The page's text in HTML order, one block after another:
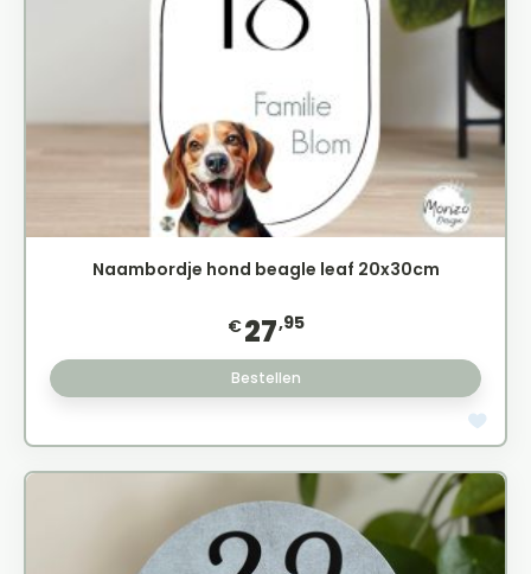
Naambordje hond beagle leaf 20x30cm
€27,95
Bestellen